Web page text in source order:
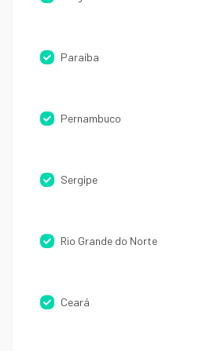
Paraíba
Pernambuco
Sergipe
Rio Grande do Norte
Ceará